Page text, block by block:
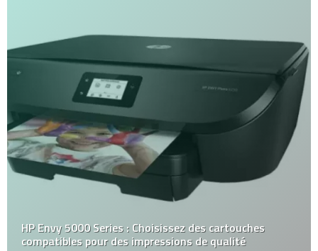
Les pâtes sèches et les pâtes fraîches : Quelle est la
différence et comment les cuisiner